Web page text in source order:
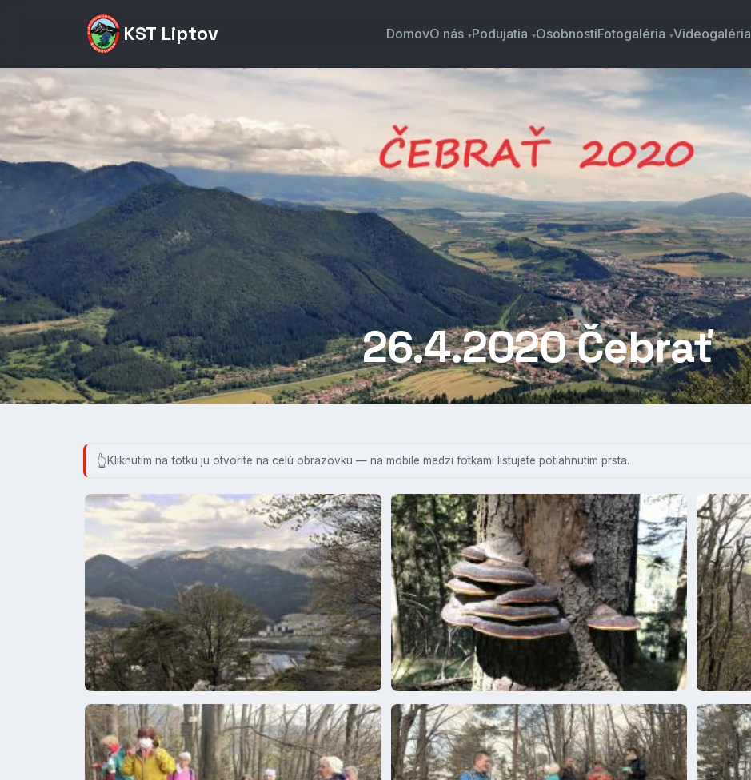
KST Liptov DomovO nás Podujatia OsobnostiFotogaléria Videogaléria
26.4.2020 Čebrať
Kliknutím na fotku ju otvoríte na celú obrazovku — na mobile medzi fotkami listujete potiahnutím prsta.